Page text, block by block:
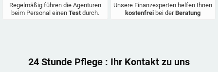
Regelmäßig führen die Agenturen
beim Personal einen Test durch.
Unsere Finanzexperten helfen Ihnen
kostenfrei bei derBeratung
24 Stunde Pflege : Ihr Kontakt zu uns